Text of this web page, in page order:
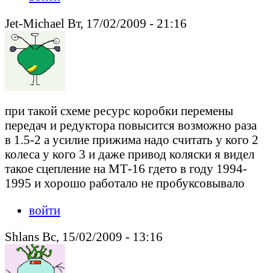
Jet-Michael Вт, 17/02/2009 - 21:16
при такой схеме ресурс коробки перемены
передач и редуктора повысится возможно раза
в 1.5-2 а усилие прижима надо считать у кого 2
колеса у кого 3 и даже привод коляски я видел
такое сцепление на МТ-16 гдето в году 1994-
1995 и хорошо работало не пробуксовывало
войти
Shlans Вс, 15/02/2009 - 13:16